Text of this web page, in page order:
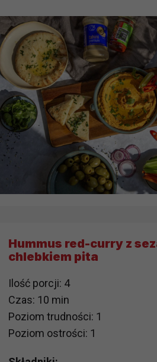
Hummus red-curry z
chlebkiem pita
Ilość porcji: 4
Czas: 10 min
Poziom trudności: 1
Poziom ostrości: 1